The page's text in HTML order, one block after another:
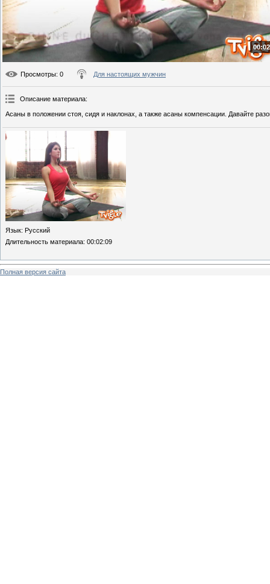
Просмотры: 0 Для настоящих мужчин
Описание материала:
Асаны в положении стоя, сидя и наклонах, а также асаны компенсации. Давайте
Язык: Русский
Длительность материала: 00:02:09
Полная версия сайта